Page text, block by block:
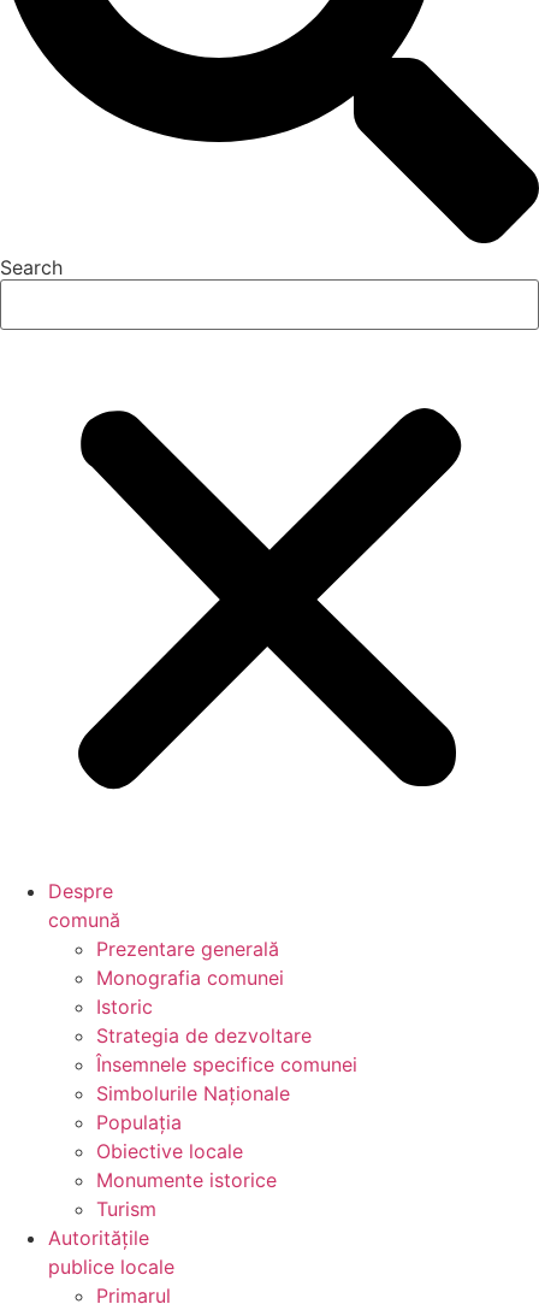
Search
Despre
comună
Prezentare generală
Monografia comunei
Istoric
Strategia de dezvoltare
Însemnele specifice comunei
Simbolurile Naționale
Populația
Obiective locale
Monumente istorice
Turism
Autoritățile
publice locale
Primarul